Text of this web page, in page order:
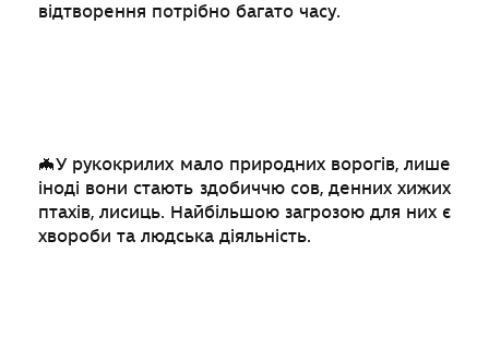
відтворення потрібно багато часу.
🦇У рукокрилих мало природних ворогів, лише
іноді вони стають здобиччю сов, денних хижих
птахів, лисиць. Найбільшою загрозою для них є
хвороби та людська діяльність.